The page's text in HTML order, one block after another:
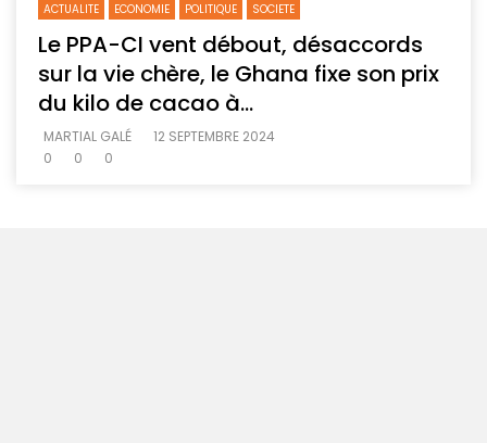
ACTUALITE ECONOMIE POLITIQUE SOCIETE
Le PPA-CI vent débout, désaccords
sur la vie chère, le Ghana fixe son prix
du kilo de cacao à…
MARTIAL GALÉ
12 SEPTEMBRE 2024
0
0 0